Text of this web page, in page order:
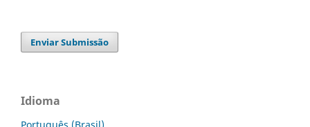
Enviar Submissão
Idioma